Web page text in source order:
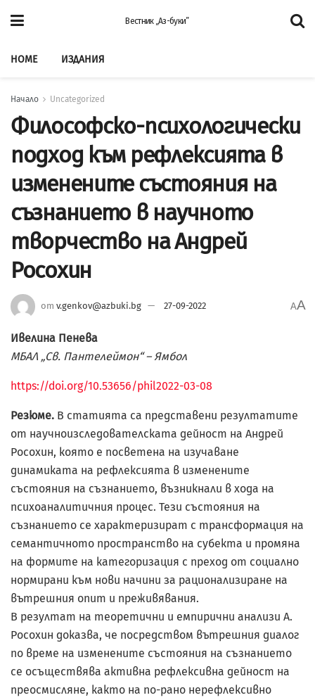
Вестник „Аз-буки”
HOME ИЗДАНИЯ
Начало Uncategorized
Философско-психологически
подход към рефлексията в
изменените състояния на
съзнанието в научното
творчество на Андрей
Росохин
от v.genkov@azbuki.bg 27-09-2022 AA
Ивелина Пенева
МБАЛ „Св. Пантелеймон“ – Ямбол
https://doi.org/10.53656/phil2022-03-08
Резюме. В статията са представени резултатите
от научноизследователската дейност на Андрей
Росохин, която е посветена на изучаване
динамиката на рефлексията в изменените
състояния на съзнанието, възникнали в хода на
психоаналитичния процес. Тези състояния на
съзнанието се характеризират с трансформация на
семантичното пространство на субекта и промяна
на формите на категоризация с преход от социално
нормирани към нови начини за рационализиране на
вътрешния опит и преживявания.
В резултат на теоретични и емпирични анализи А.
Росохин доказва, че посредством вътрешния диалог
по време на изменените състояния на съзнанието
се осъществява активна рефлексивна дейност на
преосмисляне, както на по-рано нерефлексивно